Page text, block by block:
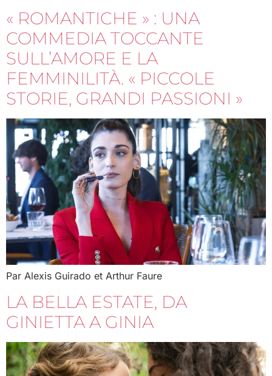
« ROMANTICHE » : UNA
COMMEDIA TOCCANTE
SULL’AMORE E LA
FEMMINILITÀ. « PICCOLE
STORIE, GRANDI PASSIONI »
Par Alexis Guirado et Arthur Faure
LA BELLA ESTATE, DA
GINIETTA A GINIA